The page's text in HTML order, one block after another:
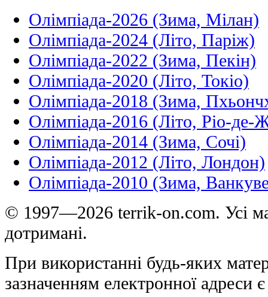
Олімпіада-2026 (Зима, Мілан)
Олімпіада-2024 (Літо, Паріж)
Олімпіада-2022 (Зима, Пекін)
Олімпіада-2020 (Літо, Токіо)
Олімпіада-2018 (Зима,
Олімпіада-2016 (Літо, Ріо-де-
Олімпіада-2014 (Зима, Сочі)
Олімпіада-2012 (Літо, Лондон)
Олімпіада-2010 (Зима,
© 1997—2026 terrik-on.com. Усі
дотримані.
При використанні будь-яких
зазначенням електронної адреси